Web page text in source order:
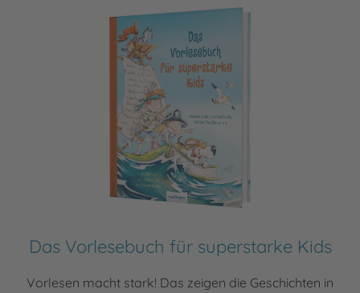
Das Vorlesebuch für superstarke Kids
Vorlesen macht stark! Das zeigen die Geschichten in